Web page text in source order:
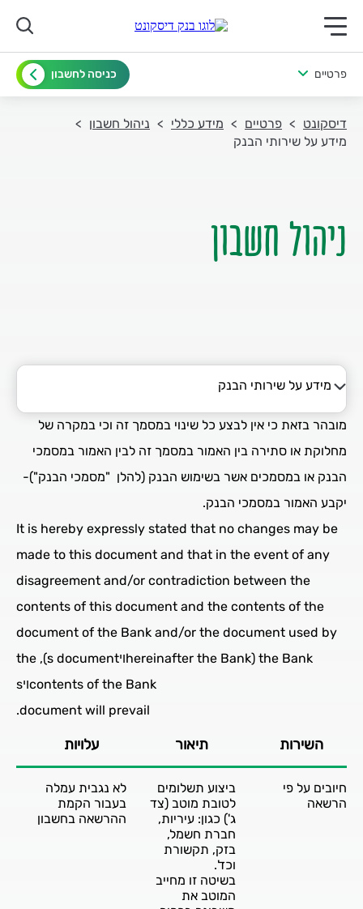
תפריט ראשי לנייד
פרטיים כניסה לחשבון
דיסקונט פרטיים מידע כללי
ניהול חשבון
מידע על שירותי הבנק
ניהול חשבון
מידע על שירותי הבנק
הסכמים לפתיחת וניהול חשבון
מידע על שירותי הבנק
תזרים הכנסות והוצאות
העברות זה"ב
מובהר בזאת כי אין לבצע כל שינוי במסמך זה וכי במקרה של
מחלוקת או סתירה בין האמור במסמך זה לבין האמור במסמכי
הבנק או במסמכים אשר בשימוש הבנק (להלן ­ "מסמכי הבנק")-
יקבע האמור במסמכי הבנק.
It is hereby expressly stated that no changes may be
made to this document and that in the event of any
disagreement and/or contradiction between the
contents of this document and the contents of the
document of the Bank and/or the document used by
the Bank (hereinafter the Bankױs document׃), the
contents of the Bankױs
document will prevail.
השירות תיאור עלויות
חיובים על פי
הרשאה
ביצוע תשלומים
לטובת מוטב (צד
ג') כגון: עיריות,
חברת חשמל,
בזק, תקשורת
וכד'.
בשיטה זו מחייב
המוטב את
לא נגבית עמלה
בעבור הקמת
ההרשאה בחשבון